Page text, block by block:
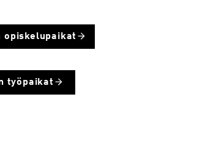
opiskelupaikat
työpaikat